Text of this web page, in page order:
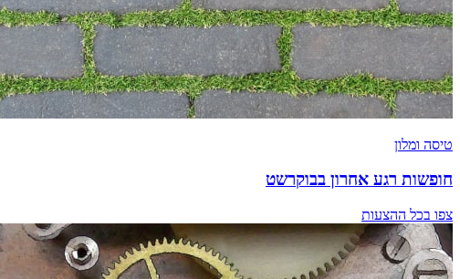
טיסה ומלון
חופשות רגע אחרון בבוקרשט
צפו בכל ההצעות